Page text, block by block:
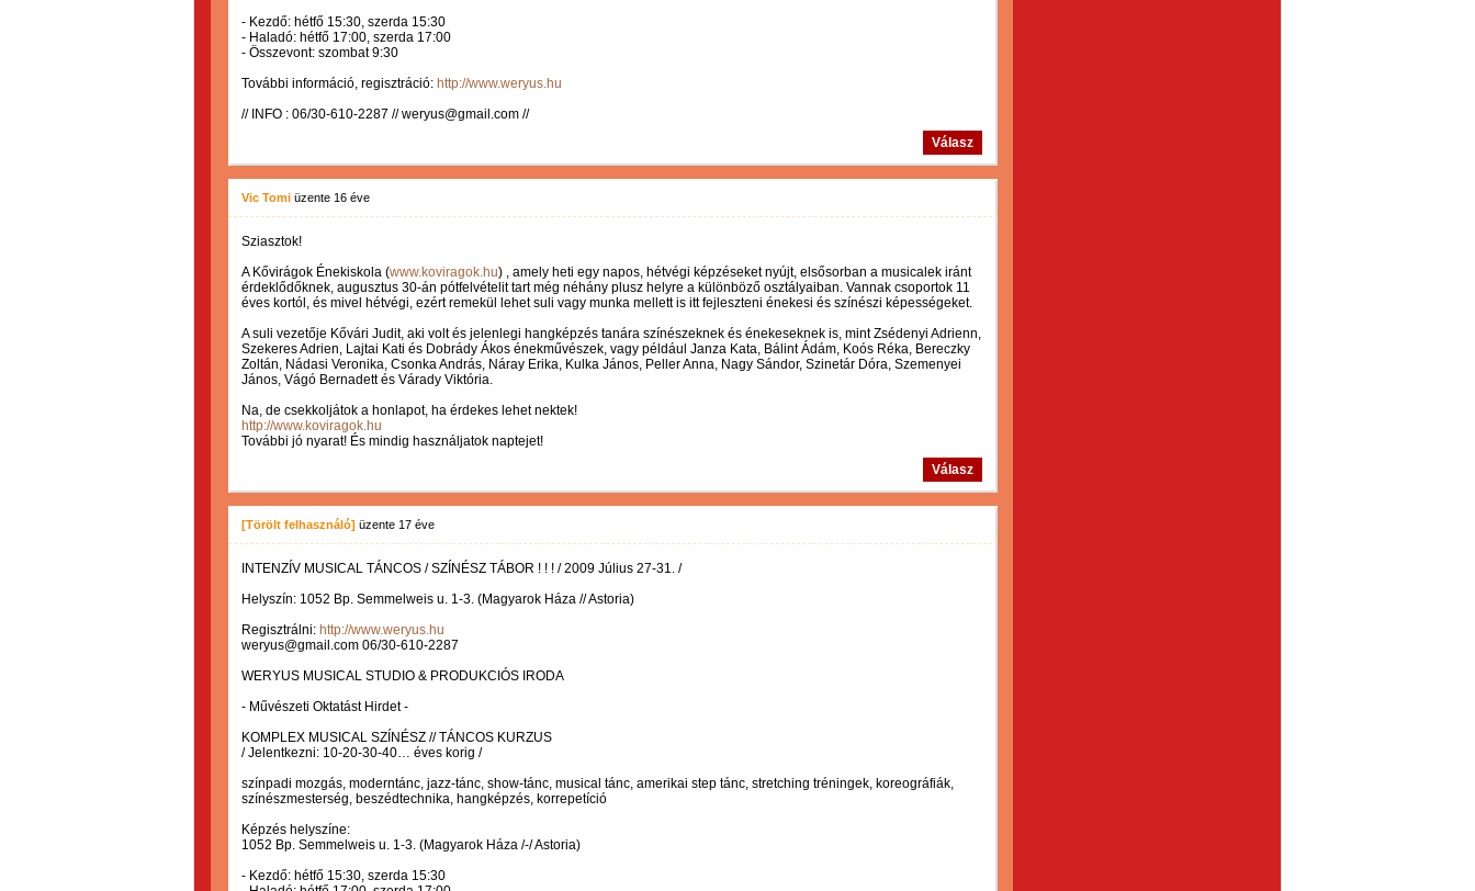
- Kezdő: hétfő 15:30, szerda 15:30
- Haladó: hétfő 17:00, szerda 17:00
- Összevont: szombat 9:30
További információ, regisztráció: http://www.weryus.hu
// INFO : 06/30-610-2287 // weryus@gmail.com //
Válasz
Vic Tomi üzente 16 éve
Sziasztok!
A Kővirágok Énekiskola (www.koviragok.hu) , amely heti egy napos, hétvégi képzéseket nyújt, elsősorban a musicalek iránt
érdeklődőknek, augusztus 30-án pótfelvételit tart még néhány plusz helyre a különböző osztályaiban. Vannak csoportok 11
éves kortól, és mivel hétvégi, ezért remekül lehet suli vagy munka mellett is itt fejleszteni énekesi és színészi képességeket.
A suli vezetője Kővári Judit, aki volt és jelenlegi hangképzés tanára színészeknek és énekeseknek is, mint Zsédenyi Adrienn,
Szekeres Adrien, Lajtai Kati és Dobrády Ákos énekművészek, vagy például Janza Kata, Bálint Ádám, Koós Réka, Bereczky
Zoltán, Nádasi Veronika, Csonka András, Náray Erika, Kulka János, Peller Anna, Nagy Sándor, Szinetár Dóra, Szemenyei
János, Vágó Bernadett és Várady Viktória.
Na, de csekkoljátok a honlapot, ha érdekes lehet nektek!
http://www.koviragok.hu
További jó nyarat! És mindig használjatok naptejet!
Válasz
[Törölt felhasználó] üzente 17 éve
INTENZÍV MUSICAL TÁNCOS / SZÍNÉSZ TÁBOR ! ! ! / 2009 Július 27-31. /
Helyszín: 1052 Bp. Semmelweis u. 1-3. (Magyarok Háza // Astoria)
Regisztrálni: http://www.weryus.hu
weryus@gmail.com 06/30-610-2287
WERYUS MUSICAL STUDIO & PRODUKCIÓS IRODA
- Művészeti Oktatást Hirdet -
KOMPLEX MUSICAL SZÍNÉSZ // TÁNCOS KURZUS
/ Jelentkezni: 10-20-30-40… éves korig /
színpadi mozgás, moderntánc, jazz-tánc, show-tánc, musical tánc, amerikai step tánc, stretching tréningek, koreográfiák,
színészmesterség, beszédtechnika, hangképzés, korrepetíció
Képzés helyszíne:
1052 Bp. Semmelweis u. 1-3. (Magyarok Háza /-/ Astoria)
- Kezdő: hétfő 15:30, szerda 15:30